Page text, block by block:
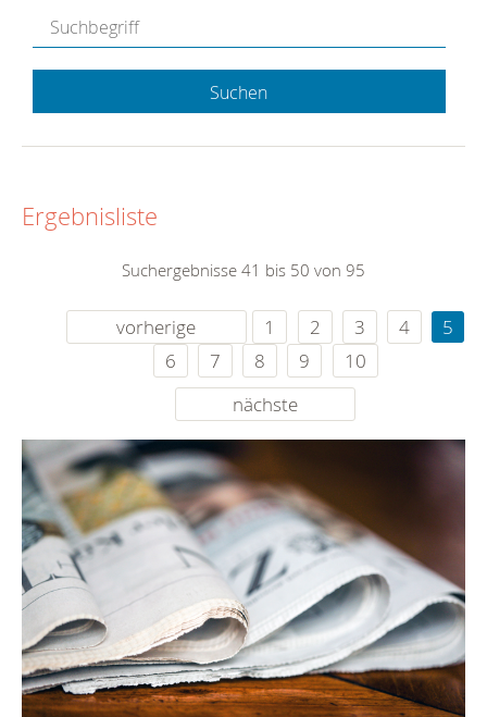
Suchen
Ergebnisliste
Suchergebnisse 41 bis 50 von 95
vorherige 1 2 3 4
5
6
7 8 9
10
nächste